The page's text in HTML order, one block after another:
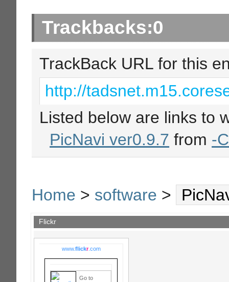
Trackbacks:0
TrackBack URL for this
http://
Listed below are links to
PicNavi ver0.9.7 from -
Home > software >
Flickr
www.flickr.com
Go to